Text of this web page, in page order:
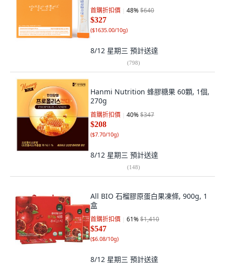
首購折扣價 48%$640
$327
($1635.00/10g)
8/12 星期三 預計送達
(798)
Hanmi Nutrition 蜂膠糖果 60顆, 1個,
270g
首購折扣價 40%$347
$208
($7.70/10g)
8/12 星期三 預計送達
(148)
All BIO 石榴膠原蛋白果凍條, 900g, 1
盒
首購折扣價 61%$1,410
$547
($6.08/10g)
8/12 星期三 預計送達